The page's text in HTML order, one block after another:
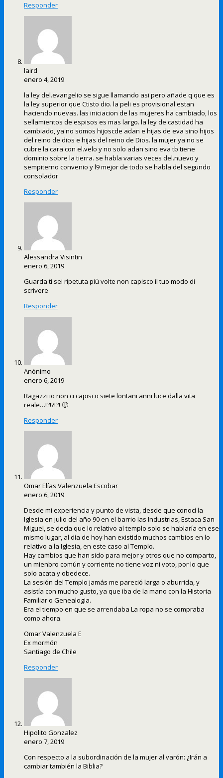
Responder
laird
enero 4, 2019
la ley del.evangelio se sigue llamando asi pero añade q que es
la ley superior que Ctisto dio. la peli es provisional estan
haciendo nuevas. las iniciacion de las mujeres ha cambiado, los
sellamientos de espisos es mas largo. la ley de castidad ha
cambiado, ya no somos hijoscde adan e hijas de eva sino hijos
del reino de dios e hijas del reino de Dios. la mujer ya no se
cubre la cara con el.velo y no solo adan sino eva tb tiene
dominio sobre la tierra. se habla varias veces del.nuevo y
sempiterno convenio y l9 mejor de todo se habla del segundo
consolador
Responder
Alessandra Visintin
enero 6, 2019
Guarda ti sei ripetuta più volte non capisco il tuo modo di
scrivere
Responder
Anónimo
enero 6, 2019
Ragazzi io non ci capisco siete lontani anni luce dalla vita
reale…!?!?!?! 🙂
Responder
Omar Elías Valenzuela Escobar
enero 6, 2019
Desde mi experiencia y punto de vista, desde que conocí la
Iglesia en julio del año 90 en el barrio las Industrias, Estaca San
Miguel, se decía que lo relativo al templo solo se hablaría en ese
mismo lugar, al día de hoy han existido muchos cambios en lo
relativo a la Iglesia, en este caso al Templo.
Hay cambios que han sido para mejor y otros que no comparto,
un mienbro común y corriente no tiene voz ni voto, por lo que
solo acata y obedece.
La sesión del Templo jamás me pareció larga o aburrida, y
asistía con mucho gusto, ya que iba de la mano con la Historia
Familiar o Genealogia.
Era el tiempo en que se arrendaba La ropa no se compraba
como ahora.
Omar Valenzuela E
Ex mormón
Santiago de Chile
Responder
Hipolito Gonzalez
enero 7, 2019
Con respecto a la subordinación de la mujer al varón: ¿Irán a
cambiar también la Biblia?